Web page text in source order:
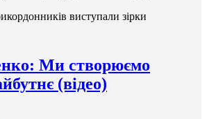
виступали зірки
Ми створюємо
(відео)